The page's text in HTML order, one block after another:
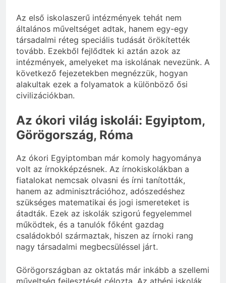
Az első iskolaszerű intézmények tehát nem
általános műveltséget adtak, hanem egy-egy
társadalmi réteg speciális tudását örökítették
tovább. Ezekből fejlődtek ki aztán azok az
intézmények, amelyeket ma iskolának nevezünk. A
következő fejezetekben megnézzük, hogyan
alakultak ezek a folyamatok a különböző ősi
civilizációkban.
Az ókori világ iskolái: Egyiptom,
Görögország, Róma
Az ókori Egyiptomban már komoly hagyománya
volt az írnokképzésnek. Az írnokiskolákban a
fiatalokat nemcsak olvasni és írni tanították,
hanem az adminisztrációhoz, adószedéshez
szükséges matematikai és jogi ismereteket is
átadták. Ezek az iskolák szigorú fegyelemmel
működtek, és a tanulók főként gazdag
családokból származtak, hiszen az írnoki rang
nagy társadalmi megbecsüléssel járt.
Görögországban az oktatás már inkább a szellemi
műveltség fejlesztését célozta. Az athéni iskolák